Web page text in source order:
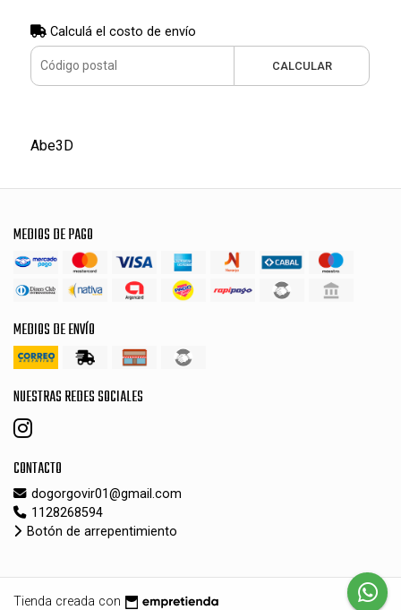
Calculá el costo de envío
CALCULAR
Abe3D
MEDIOS DE PAGO
MEDIOS DE ENVÍO
NUESTRAS REDES SOCIALES
CONTACTO
dogorgovir01@gmail.com
1128268594
Botón de arrepentimiento
Tienda creada con